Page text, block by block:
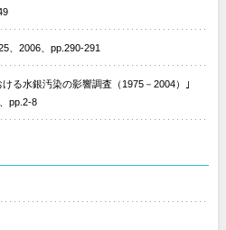
、2006、pp.290-291
る水銀汚染の影響調査（1975－2004）｣
pp.2-8